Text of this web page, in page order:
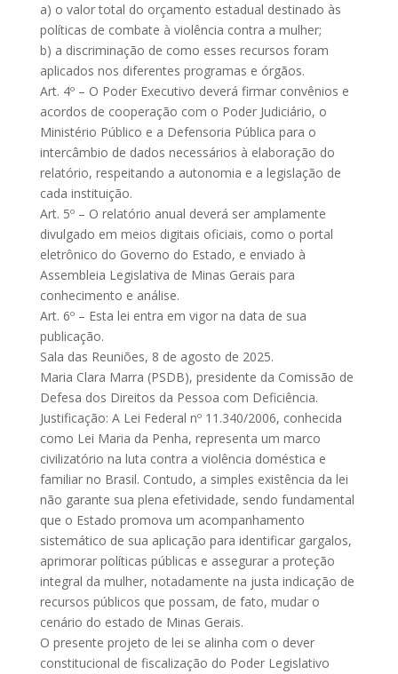
a) o valor total do orçamento estadual destinado às
políticas de combate à violência contra a mulher;
b) a discriminação de como esses recursos foram
aplicados nos diferentes programas e órgãos.
Art. 4º – O Poder Executivo deverá firmar convênios e
acordos de cooperação com o Poder Judiciário, o
Ministério Público e a Defensoria Pública para o
intercâmbio de dados necessários à elaboração do
relatório, respeitando a autonomia e a legislação de
cada instituição.
Art. 5º – O relatório anual deverá ser amplamente
divulgado em meios digitais oficiais, como o portal
eletrônico do Governo do Estado, e enviado à
Assembleia Legislativa de Minas Gerais para
conhecimento e análise.
Art. 6º – Esta lei entra em vigor na data de sua
publicação.
Sala das Reuniões, 8 de agosto de 2025.
Maria Clara Marra (PSDB), presidente da Comissão de
Defesa dos Direitos da Pessoa com Deficiência.
Justificação: A Lei Federal nº 11.340/2006, conhecida
como Lei Maria da Penha, representa um marco
civilizatório na luta contra a violência doméstica e
familiar no Brasil. Contudo, a simples existência da lei
não garante sua plena efetividade, sendo fundamental
que o Estado promova um acompanhamento
sistemático de sua aplicação para identificar gargalos,
aprimorar políticas públicas e assegurar a proteção
integral da mulher, notadamente na justa indicação de
recursos públicos que possam, de fato, mudar o
cenário do estado de Minas Gerais.
O presente projeto de lei se alinha com o dever
constitucional de fiscalização do Poder Legislativo